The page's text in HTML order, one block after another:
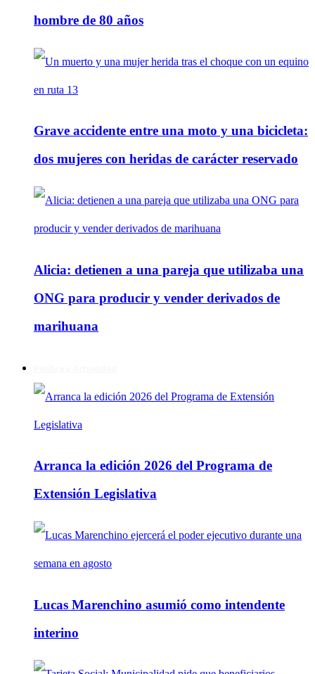
hombre de 80 años
Grave accidente entre una moto y una bicicleta:
dos mujeres con heridas de carácter reservado
Alicia: detienen a una pareja que utilizaba una
ONG para producir y vender derivados de
marihuana
Arranca la edición 2026 del Programa de
Extensión Legislativa
Lucas Marenchino asumió como intendente
interino